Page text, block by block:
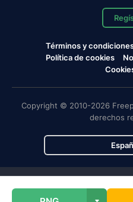
Términos y
Política de cookies
Copyright © 2010-2026
derechos